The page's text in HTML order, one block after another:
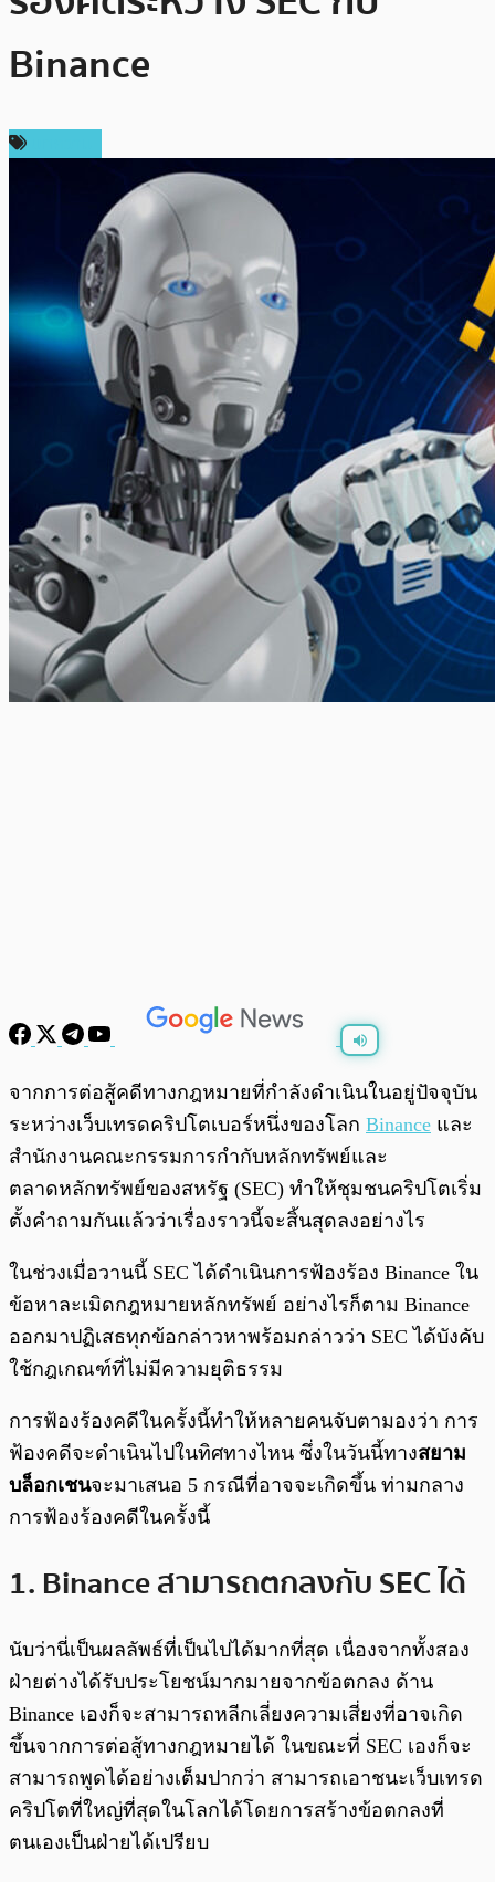
Binance
พร้อมเล่น 0:00 / 0:00
จากการต่อสู้คดีทางกฎหมายที่กำลังดำเนินในอยู่ปัจจุบัน
ระหว่างเว็บเทรดคริปโตเบอร์หนึ่งของโลก Binance และ
สำนักงานคณะกรรมการกำกับหลักทรัพย์และ
ตลาดหลักทรัพย์ของสหรัฐ (SEC) ทำให้ชุมชนคริปโตเริ่ม
ตั้งคำถามกันแล้วว่าเรื่องราวนี้จะสิ้นสุดลงอย่างไร
ในช่วงเมื่อวานนี้ SEC ได้ดำเนินการฟ้องร้อง Binance ใน
ข้อหาละเมิดกฎหมายหลักทรัพย์ อย่างไรก็ตาม Binance
ออกมาปฏิเสธทุกข้อกล่าวหาพร้อมกล่าวว่า SEC ได้บังคับ
ใช้กฎเกณฑ์ที่ไม่มีความยุติธรรม
การฟ้องร้องคดีในครั้งนี้ทำให้หลายคนจับตามองว่า การ
ฟ้องคดีจะดำเนินไปในทิศทางไหน ซึ่งในวันนี้ทางสยาม
บล็อกเชนจะมาเสนอ 5 กรณีที่อาจจะเกิดขึ้น ท่ามกลาง
การฟ้องร้องคดีในครั้งนี้
1. Binance สามารถตกลงกับ SEC ได้
นับว่านี่เป็นผลลัพธ์ที่เป็นไปได้มากที่สุด เนื่องจากทั้งสอง
ฝ่ายต่างได้รับประโยชน์มากมายจากข้อตกลง ด้าน
Binance เองก็จะสามารถหลีกเลี่ยงความเสี่ยงที่อาจเกิด
ขึ้นจากการต่อสู้ทางกฎหมายได้ ในขณะที่ SEC เองก็จะ
สามารถพูดได้อย่างเต็มปากว่า สามารถเอาชนะเว็บเทรด
คริปโตที่ใหญ่ที่สุดในโลกได้โดยการสร้างข้อตกลงที่
ตนเองเป็นฝ่ายได้เปรียบ